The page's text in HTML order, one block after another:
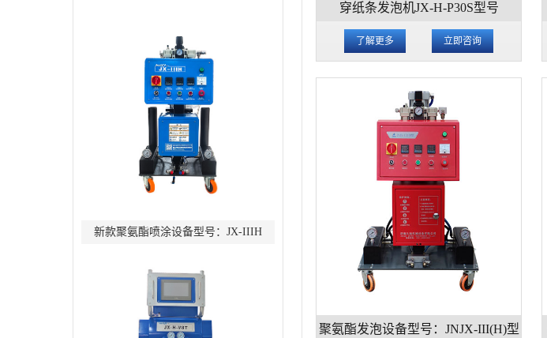
新款聚氨酯喷涂设备型号：JX-IIIH
穿纸条发泡机JX-H-P30S型号
了解更多 立即咨询
聚氨酯发泡设备型号：JNJX-III(H)型